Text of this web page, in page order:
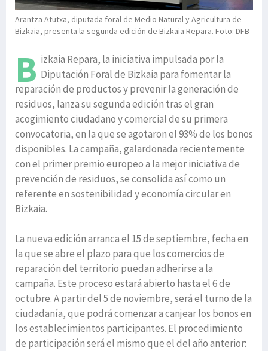
Arantza Atutxa, diputada foral de Medio Natural y Agricultura de
Bizkaia, presenta la segunda edición de Bizkaia Repara. Foto: DFB
B izkaia Repara, la iniciativa impulsada por la
Diputación Foral de Bizkaia para fomentar la
reparación de productos y prevenir la generación de
residuos, lanza su segunda edición tras el gran
acogimiento ciudadano y comercial de su primera
convocatoria, en la que se agotaron el 93% de los bonos
disponibles. La campaña, galardonada recientemente
con el primer premio europeo a la mejor iniciativa de
prevención de residuos, se consolida así como un
referente en sostenibilidad y economía circular en
Bizkaia.
La nueva edición arranca el 15 de septiembre, fecha en
la que se abre el plazo para que los comercios de
reparación del territorio puedan adherirse a la
campaña. Este proceso estará abierto hasta el 6 de
octubre. A partir del 5 de noviembre, será el turno de la
ciudadanía, que podrá comenzar a canjear los bonos en
los establecimientos participantes. El procedimiento
de participación será el mismo que el del año anterior: